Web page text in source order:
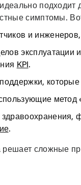
подходит
симптомы.
и
эксплуатации
KPI.
метод
.
сложные